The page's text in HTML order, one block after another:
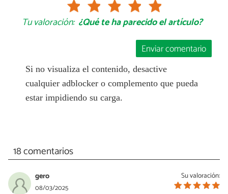
Tu valoración: ¿Qué te ha parecido el artículo?
Enviar comentario
Si no visualiza el contenido, desactive
cualquier adblocker o complemento que pueda
estar impidiendo su carga.
18 comentarios
Su valoración:
gero
08/03/2025